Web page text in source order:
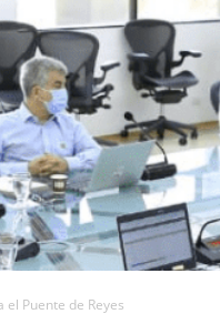
Puente de Reyes